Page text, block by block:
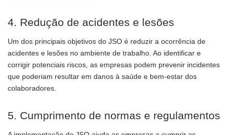
4. Redução de acidentes e lesões
Um dos principais objetivos do JSO é reduzir a ocorrência de
acidentes e lesões no ambiente de trabalho. Ao identificar e
corrigir potenciais riscos, as empresas podem prevenir incidentes
que poderiam resultar em danos à saúde e bem-estar dos
colaboradores.
5. Cumprimento de normas e regulamentos